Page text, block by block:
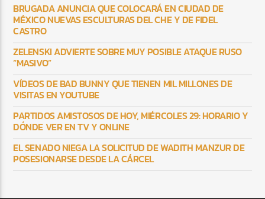
BRUGADA ANUNCIA QUE COLOCARÁ EN CIUDAD DE
MÉXICO NUEVAS ESCULTURAS DEL CHE Y DE FIDEL
CASTRO
ZELENSKI ADVIERTE SOBRE MUY POSIBLE ATAQUE RUSO
“MASIVO”
VÍDEOS DE BAD BUNNY QUE TIENEN MIL MILLONES DE
VISITAS EN YOUTUBE
PARTIDOS AMISTOSOS DE HOY, MIÉRCOLES 29: HORARIO Y
DÓNDE VER EN TV Y ONLINE
EL SENADO NIEGA LA SOLICITUD DE WADITH MANZUR DE
POSESIONARSE DESDE LA CÁRCEL